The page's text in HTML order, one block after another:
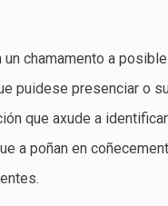
chamamento a
puidese presenciar o
que axude a
a poñan en